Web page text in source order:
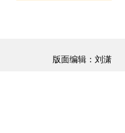
版面编辑：刘潇